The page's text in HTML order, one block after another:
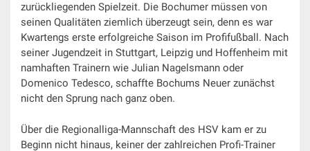
zurückliegenden Spielzeit. Die Bochumer müssen von
seinen Qualitäten ziemlich überzeugt sein, denn es war
Kwartengs erste erfolgreiche Saison im Profifußball. Nach
seiner Jugendzeit in Stuttgart, Leipzig und Hoffenheim mit
namhaften Trainern wie Julian Nagelsmann oder
Domenico Tedesco, schaffte Bochums Neuer zunächst
nicht den Sprung nach ganz oben.
Über die Regionalliga-Mannschaft des HSV kam er zu
Beginn nicht hinaus, keiner der zahlreichen Profi-Trainer